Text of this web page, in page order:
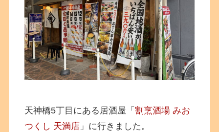
天神橋5丁目にある居酒屋「割烹酒場 みお
つくし 天満店 」に行きました。